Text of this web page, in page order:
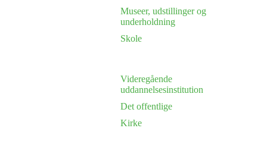
Museer, udstillinger og
underholdning
Skole
Videregående
uddannelsesinstitution
Det offentlige
Kirke